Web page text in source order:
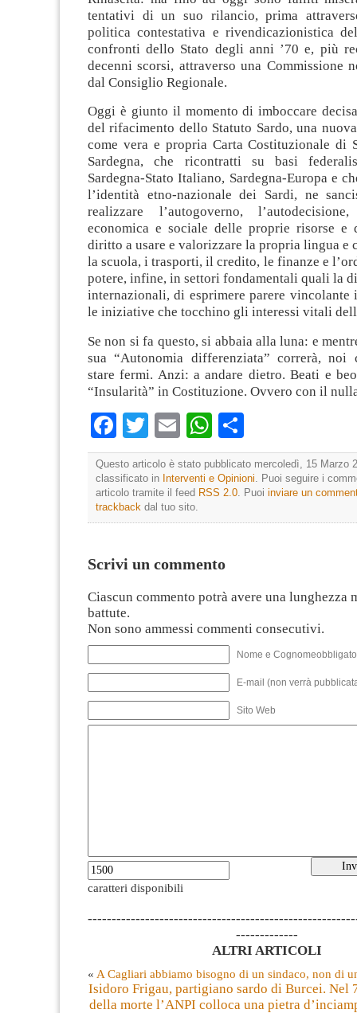
tentativi di un suo rilancio, prima
politica contestativa e rivendicazionistica
confronti dello Stato degli anni ’70 e, più
decenni scorsi, attraverso una Commissione
dal Consiglio Regionale.
Oggi è giunto il momento di imboccare
del rifacimento dello Statuto Sardo, una
come vera e propria Carta Costituzionale di
Sardegna, che ricontratti su basi
Sardegna-Stato Italiano, Sardegna-Europa e
l’identità etno-nazionale dei Sardi, ne
realizzare l’autogoverno, l’autodecisione,
economica e sociale delle proprie risorse
diritto a usare e valorizzare la propria lingua e
la scuola, i trasporti, il credito, le finanze e
potere, infine, in settori fondamentali quali la
internazionali, di esprimere parere vincolante
le iniziative che tocchino gli interessi vitali
Se non si fa questo, si abbaia alla luna: e
sua “Autonomia differenziata” correrà, noi
stare fermi. Anzi: a andare dietro. Beati e
“Insularità” in Costituzione. Ovvero con il
Facebook
TwitterEmailWhatsApp
Questo articolo è stato pubblicato mercoledì, 15 Marzo
classificato in Interventi e Opinioni . Puoi seguire i
articolo tramite il feed RSS 2.0 . Puoi inviare un
trackback dal tuo sito.
Scrivi un commento
Ciascun commento potrà avere una lunghezza
battute.
Non sono ammessi commenti consecutivi.
Nome e
E-mail (non verrà
Sito Web
caratteri disponibili
-------------
ALTRI ARTICOLI
« A Cagliari abbiamo bisogno di un sindaco, non di
Isidoro Frigau, partigiano sardo di Burcei. Nel
della morte l’ANPI colloca una pietra